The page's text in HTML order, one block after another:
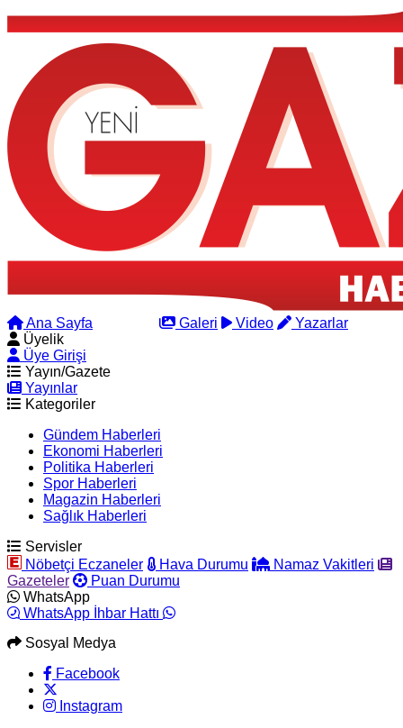
Ana Sayfa Galeri Video
Yazarlar
Üyelik
Üye Girişi
Yayın/Gazete
Yayınlar
Kategoriler
Gündem Haberleri
Ekonomi Haberleri
Politika Haberleri
Spor Haberleri
Magazin Haberleri
Sağlık Haberleri
Servisler
Nöbetçi Eczaneler
Hava Durumu
Namaz Vakitleri
Gazeteler
Puan Durumu
WhatsApp
WhatsApp İhbar Hattı
Sosyal Medya
Facebook
Instagram